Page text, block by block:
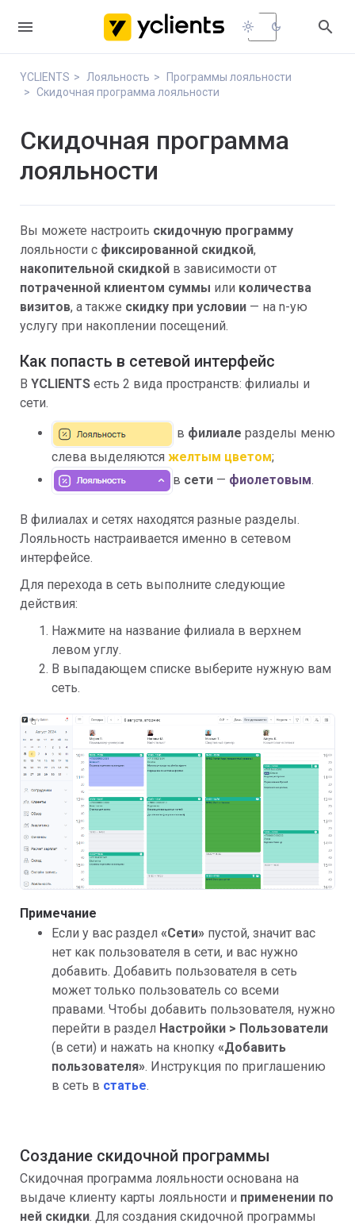
 light_mode dark_mode 
YCLIENTS Лояльность
Программы лояльности
Скидочная программа лояльности
Скидочная программа
лояльности
Вы можете настроить скидочную программу
лояльности с фиксированной скидкой,
накопительной скидкой в зависимости от
потраченной клиентом суммы или количества
визитов, а также скидку при условии — на n-ую
услугу при накоплении посещений.
Как попасть в сетевой интерфейс
В YCLIENTS есть 2 вида пространств: филиалы и
сети.
в филиале разделы меню
слева выделяются желтым цветом;
в сети — фиолетовым.
В филиалах и сетях находятся разные разделы.
Лояльность настраивается именно в сетевом
интерфейсе.
Для перехода в сеть выполните следующие
действия:
Нажмите на название филиала в верхнем
левом углу.
В выпадающем списке выберите нужную вам
сеть.
Примечание
Если у вас раздел «Сети» пустой, значит вас
нет как пользователя в сети, и вас нужно
добавить. Добавить пользователя в сеть
может только пользователь со всеми
правами. Чтобы добавить пользователя, нужно
перейти в раздел Настройки > Пользователи
(в сети) и нажать на кнопку «Добавить
пользователя». Инструкция по приглашению
в сеть в статье.
Создание скидочной программы
Скидочная программа лояльности основана на
выдаче клиенту карты лояльности и применении по
ней скидки. Для создания скидочной программы